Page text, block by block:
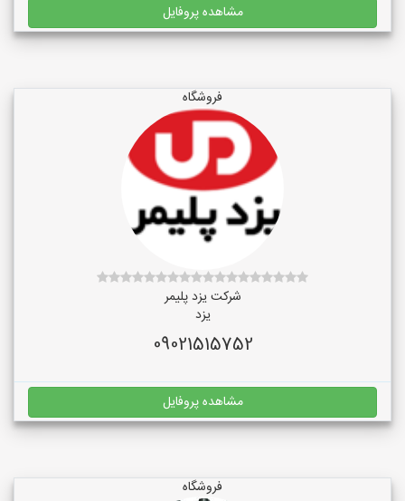
مشاهده پروفایل
فروشگاه
شرکت یزد پلیمر
یزد
09021515752
مشاهده پروفایل
فروشگاه